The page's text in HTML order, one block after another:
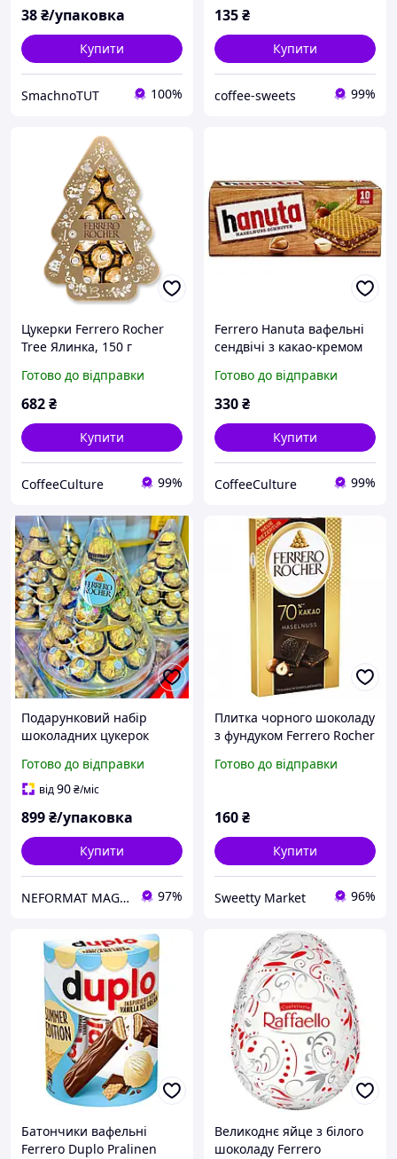
38₴/упаковка
Купити
SmachnoTUT 100%
135₴
Купити
coffee-sweets 99%
Цукерки Ferrero Rocher
Tree Ялинка, 150 г
Готово до відправки
682₴
Купити
CoffeeCulture 99%
Ferrero Hanuta вафельні
сендвічі з какао-кремом
Готово до відправки
330₴
Купити
CoffeeCulture 99%
Подарунковий набір
шоколадних цукерок
цукерок 350 грам
Готово до відправки
від90₴/міс
899₴/упаковка
Купити
NEFORMAT MAGAZ 97%
Плитка чорного шоколаду
з фундуком Ferrero Rocher
Готово до відправки
160₴
Купити
Sweetty Market 96%
Батончики вафельні
Ferrero Duplo Pralinen
Великоднє яйце з білого
шоколаду Ferrero